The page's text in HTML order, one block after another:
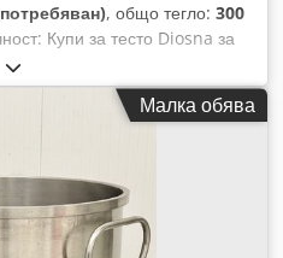
, общо тегло: 300
Купи за тесто Diosna за
На склад: 7 броя
покупка на повече бройки се
скала. Възможна еМалка обява